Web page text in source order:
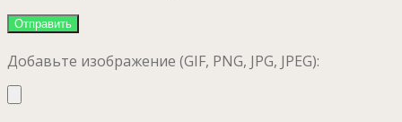
Добавьте изображение (GIF, PNG, JPG, JPEG):